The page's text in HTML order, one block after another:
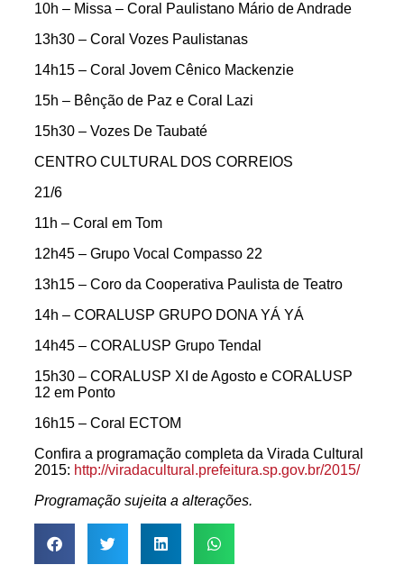
10h – Missa – Coral Paulistano Mário de Andrade
13h30 – Coral Vozes Paulistanas
14h15 – Coral Jovem Cênico Mackenzie
15h – Bênção de Paz e Coral Lazi
15h30 – Vozes De Taubaté
CENTRO CULTURAL DOS CORREIOS
21/6
11h – Coral em Tom
12h45 – Grupo Vocal Compasso 22
13h15 – Coro da Cooperativa Paulista de Teatro
14h – CORALUSP GRUPO DONA YÁ YÁ
14h45 – CORALUSP Grupo Tendal
15h30 – CORALUSP XI de Agosto e CORALUSP
12 em Ponto
16h15 – Coral ECTOM
Confira a programação completa da Virada Cultural
2015: http://viradacultural.prefeitura.sp.gov.br/2015/
Programação sujeita a alterações.